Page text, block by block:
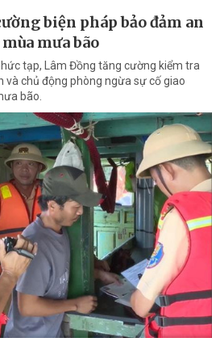
biện pháp bảo đảm an
mưa bão
tạp, Lâm Đồng tăng cường kiểm tra
và chủ động phòng ngừa sự cố giao
bão.